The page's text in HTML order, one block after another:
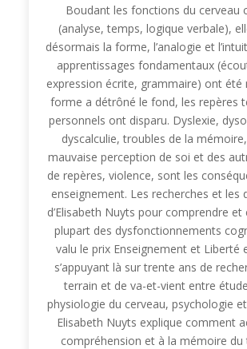
Boudant les fonctions du cerveau
(analyse, temps, logique verbale),
désormais la forme, l’analogie et
apprentissages fondamentaux
expression écrite, grammaire) ont été
forme a détrôné le fond, les repères
personnels ont disparu. Dyslexie,
dyscalculie, troubles de la
mauvaise perception de soi et des
de repères, violence, sont les
enseignement. Les recherches et les
d’Elisabeth Nuyts pour comprendre
plupart des dysfonctionnements
valu le prix Enseignement et Liberté
s’appuyant là sur trente ans de
terrain et de va-et-vient entre
physiologie du cerveau, psychologie
Elisabeth Nuyts explique comment
compréhension et à la mémoire du